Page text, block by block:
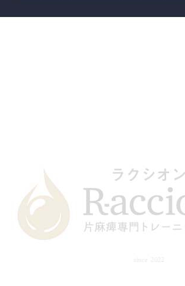
ラクシオン
since 2022